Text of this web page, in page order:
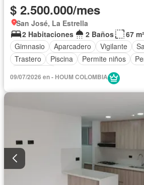
$ 2.500.000/mes
San José, La Estrella
2 Habitaciones
2 Baños
67 m²
Gimnasio
Aparcadero Vigilante
Trastero
Piscina Permite niños
09/07/2026 en - HOUM COLOMBIA